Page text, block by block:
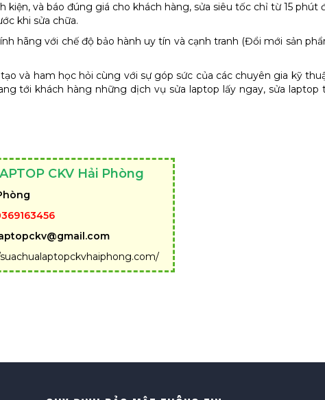
và báo đúng giá cho khách hàng, sửa siêu tốc chỉ từ 15 phút
khi sửa chữa.
hãng với chế độ bảo hành uy tín và cạnh tranh (Đổi mới sản
và ham học hỏi cùng với sự góp sức của các chuyên gia kỹ
tới khách hàng những dịch vụ sửa laptop lấy ngay, sửa laptop
CKV Hải Phòng
369163456